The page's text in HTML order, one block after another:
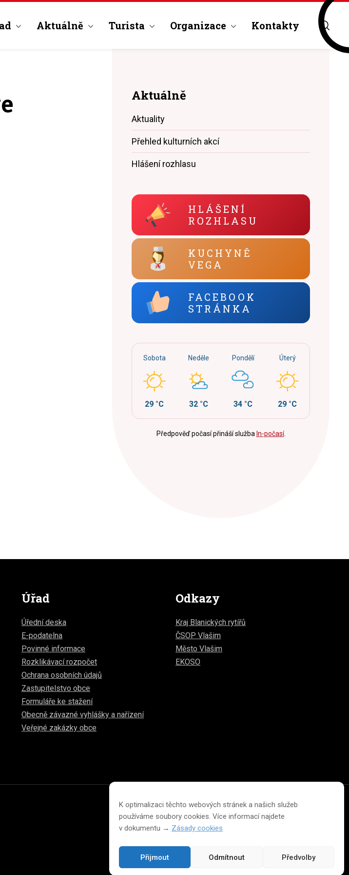
K optimalizaci těchto webových stránek a našich služeb
používáme soubory cookies. Více informací najdete
v dokumentu → Zásady cookies
Přijmout Odmítnout Předvolby
Aktuálně Turista Organizace Kontakty
Aktuálně
Aktuality
Přehled kulturních akcí
Hlášení rozhlasu
HLÁŠENÍ
ROZHLASU
KUCHYNĚ
VEGA
FACEBOOK
STRÁNKA
Sobota
29 °C
Neděle
32 °C
Pondělí
34 °C
Úterý
29 °C
Předpověď počasí přináší služba In-počasí.
Úřad
Úřední deska
E-podatelna
Povinné informace
Rozklikávací rozpočet
Ochrana osobních údajů
Zastupitelstvo obce
Formuláře ke stažení
Obecně závazné vyhlášky a nařízení
Veřejné zakázky obce
Odkazy
Kraj Blanických rytířů
ČSOP Vlašim
Město Vlašim
EKOSO
Změna velikosti písma na webu